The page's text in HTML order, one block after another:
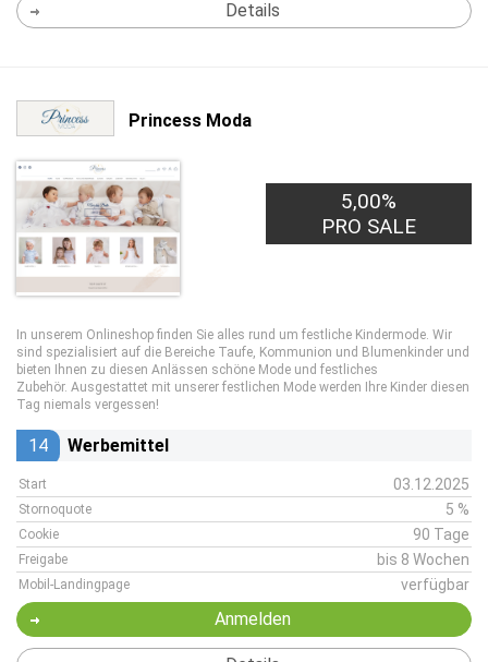
Details
Princess Moda
5,00%
PRO SALE
In unserem Onlineshop finden Sie alles rund um festliche Kindermode. Wir
sind spezialisiert auf die Bereiche Taufe, Kommunion und Blumenkinder und
bieten Ihnen zu diesen Anlässen schöne Mode und festliches
Zubehör. Ausgestattet mit unserer festlichen Mode werden Ihre Kinder diesen
Tag niemals vergessen!
14 Werbemittel
Start 03.12.2025
Stornoquote 5 %
Cookie 90 Tage
Freigabe bis 8 Wochen
Mobil-Landingpage verfügbar
Anmelden